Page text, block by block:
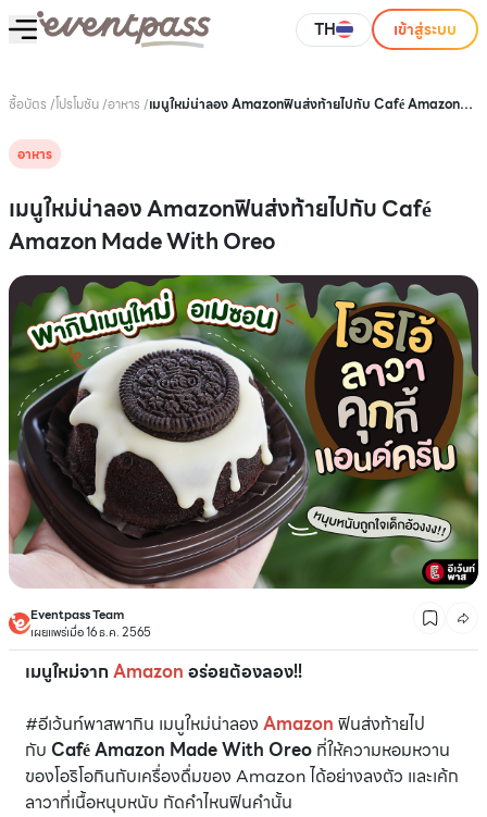
TH เข้าสู่ระบบ
ซื้อบัตร /โปรโมชัน/อาหาร /เมนูใหม่น่าลอง Amazonฟินส่งท้ายไปกับ Café Amazon
อาหาร
เมนูใหม่น่าลอง Amazonฟินส่งท้ายไปกับ Café
Amazon Made With Oreo
Eventpass Team
เผยแพร่เมื่อ 16 ธ.ค. 2565
เมนูใหม่จากAmazon อร่อยต้องลอง!!
#อีเว้นท์พาสพากิน เมนูใหม่น่าลอง Amazon ฟินส่งท้ายไป
กับ Café Amazon Made With Oreo ที่ให้ความหอมหวาน
ของโอริโอกินกับเครื่องดื่มของ Amazon ได้อย่างลงตัว และเค้ก
ลาวาที่เนื้อหนุบหนับ กัดคำไหนฟินคำนั้น